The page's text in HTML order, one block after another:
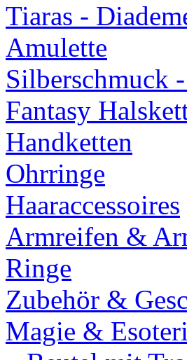
Tiaras -
Amulette
Silberschmuck
Fantasy
Handketten
Ohrringe
Haaraccessoires
Armreifen &
Ringe
Zubehör &
Magie &